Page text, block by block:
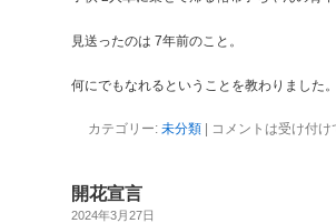
見送ったのは 7年前のこと。
何にでもなれるということを教わりました。
カテゴリー: 未分類| コメントは受け付け
開花宣言
2024年3月27日